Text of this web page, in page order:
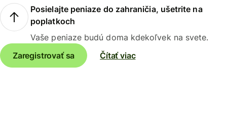
Posielajte peniaze do zahraničia, ušetrite na
poplatkoch
Vaše peniaze budú doma kdekoľvek na svete.
Zaregistrovať sa
Čítať viac